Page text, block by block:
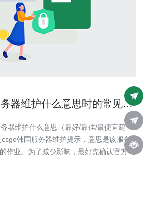
器维护什么意思时的常见维
器维护什么意思（最好/最佳/最便宜建
韩国服务器维护提示，意思是该服务
作业。为了减少影响，最好先确认官方公
的玩家可连接最便宜的公共/免费社区服